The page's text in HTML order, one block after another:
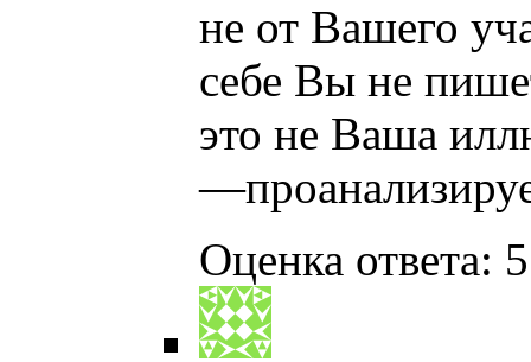
не от Вашего
себе Вы не
это не Ваша
Оценка ответа: